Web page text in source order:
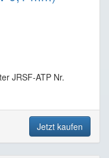
JRSF-ATP Nr.
Jetzt kaufen